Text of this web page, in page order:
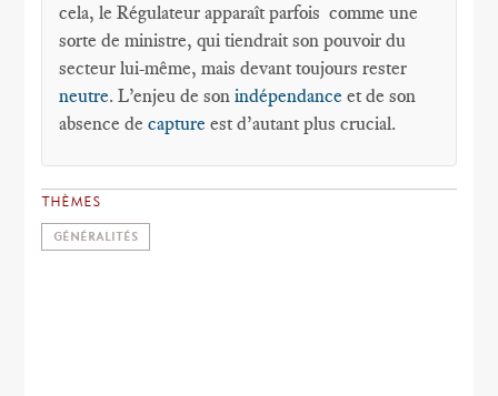
cela, le Régulateur apparaît parfois comme une
sorte de ministre, qui tiendrait son pouvoir du
secteur lui-même, mais devant toujours rester
neutre. L’enjeu de sonindépendance et de son
absence decaptureest d’autant plus crucial.
THÈMES
GÉNÉRALITÉS